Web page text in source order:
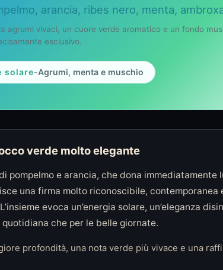
arancia, ribes nero, menta,
vivaci, un cuore verde aromatico e un fondo
esclusivo.
solare-Agrumi, menta e muschio
verde molto elegante
pompelmo e arancia, che dona immediatamente
una firma molto riconoscibile,
evoca un’energia solare, un’eleganza
che per le belle giornate.
profondità, una nota verde più vivace e una